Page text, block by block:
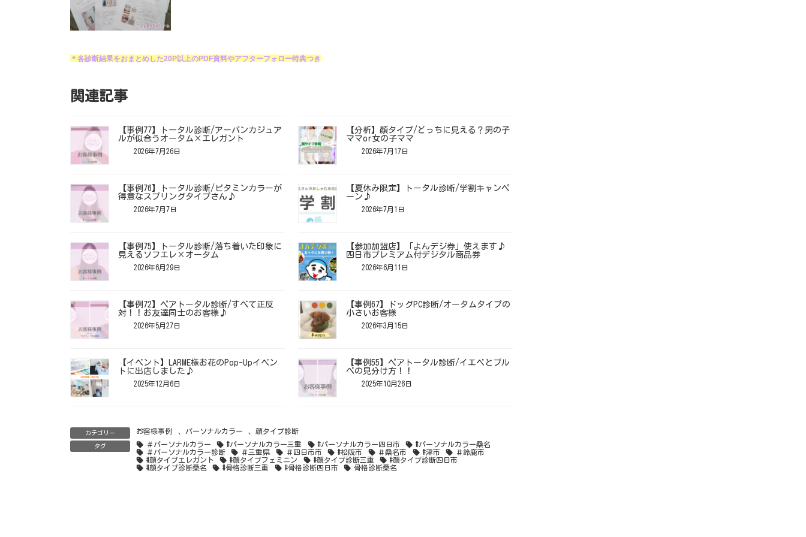
＊各診断結果をおまとめした20P以上のPDF資料やアフターフォロー特典つき
関連記事
【事例77】トータル診断/アーバンカジュア
ルが似合うオータム×エレガント
2026年7月26日
【分析】顔タイプ/どっちに見える？男の子
ママor女の子ママ
2026年7月17日
【事例76】トータル診断/ビタミンカラーが
得意なスプリングタイプさん♪
2026年7月7日
【夏休み限定】トータル診断/学割キャンペ
ーン♪
2026年7月1日
【事例75】トータル診断/落ち着いた印象に
見えるソフエレ×オータム
2026年6月29日
【参加加盟店】「よんデジ券」使えます♪
四日市プレミアム付デジタル商品券
2026年6月11日
【事例72】ペアトータル診断/すべて正反
対！！お友達同士のお客様♪
2026年5月27日
【事例67】ドッグPC診断/オータムタイプの
小さいお客様
2026年3月15日
【イベント】LARME様お花のPop-Upイベン
トに出店しました♪
2025年12月6日
【事例55】ペアトータル診断/イエベとブル
べの見分け方！！
2025年10月26日
カテゴリー お客様事例 、 パーソナルカラー 、顔タイプ診断
タグ ＃パーソナルカラー #パーソナルカラー三重 #パーソナルカラー四日市
#パーソナルカラー桑名
＃パーソナルカラー診断
＃三重県 ＃四日市市 #松阪市 ＃桑名市 #津市
＃鈴鹿市
#顔タイプエレガント
#顔タイプフェミニン #顔タイプ診断三重
#顔タイプ診断四日市
#顔タイプ診断桑名
#骨格診断三重 #骨格診断四日市 骨格診断桑名